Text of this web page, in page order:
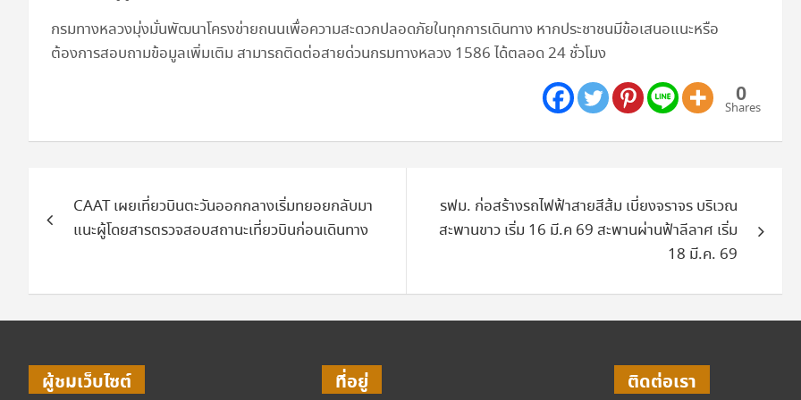
กรมทางหลวงมุ่งมั่นพัฒนาโครงข่ายถนนเพื่อความสะดวกปลอดภัยในทุกการเดินทาง หากประชาชนมีข้อเสนอแนะหรือ
ต้องการสอบถามข้อมูลเพิ่มเติม สามารถติดต่อสายด่วนกรมทางหลวง 1586 ได้ตลอด 24 ชั่วโมง
0
Shares
เรื่องCAAT เผยเที่ยวบินตะวันออกกลางเริ่มทยอยกลับมา
แนะผู้โดยสารตรวจสอบสถานะเที่ยวบินก่อนเดินทาง
รฟม. ก่อสร้างรถไฟฟ้าสายสีส้ม เบี่ยงจราจร บริเวณ
สะพานขาว เริ่ม 16 มี.ค 69 สะพานผ่านฟ้าลีลาศ เริ่ม
18 มี.ค. 69
ผู้ชมเว็บไซต์ ที่อยู่ ติดต่อเรา